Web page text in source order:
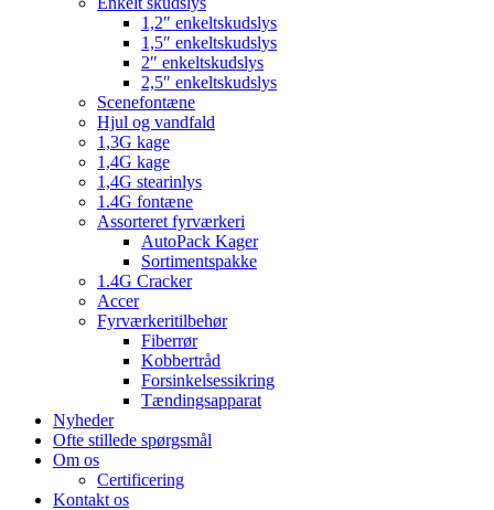
1,2″ enkeltskudslys
1,5″ enkeltskudslys
2″ enkeltskudslys
2,5″ enkeltskudslys
Scenefontæne
Hjul og vandfald
1,3G kage
1,4G kage
1,4G stearinlys
1.4G fontæne
Assorteret fyrværkeri
AutoPack Kager
Sortimentspakke
1.4G Cracker
Accer
Fyrværkeritilbehør
Fiberrør
Kobbertråd
Forsinkelsessikring
Tændingsapparat
Nyheder
Ofte stillede spørgsmål
Om os
Certificering
Kontakt os